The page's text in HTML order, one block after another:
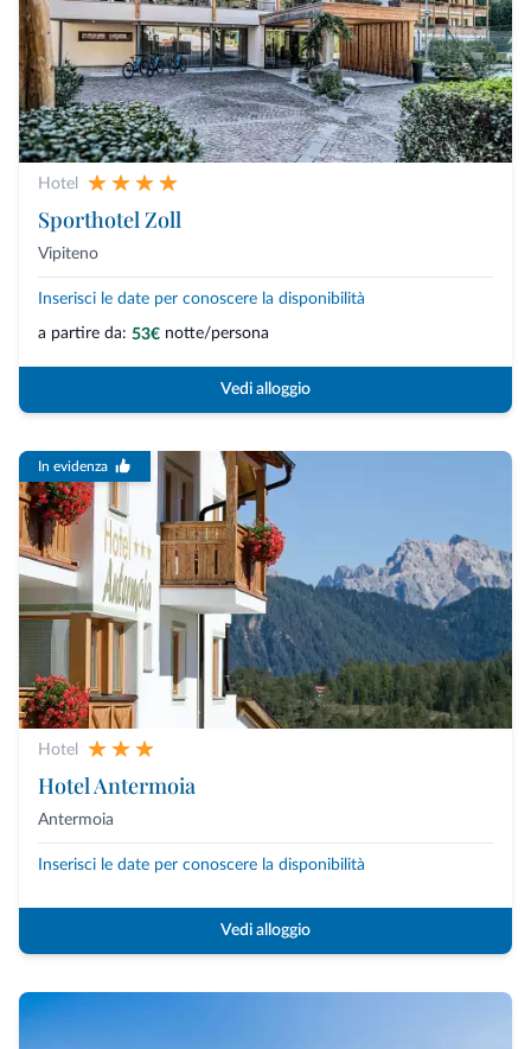
Hotel
Sporthotel Zoll
Vipiteno
Inserisci le date per conoscere la disponibilità
a partire da: 53€ notte/persona
Vedi alloggio
In evidenza
Hotel
Hotel Antermoia
Antermoia
Inserisci le date per conoscere la disponibilità
Vedi alloggio